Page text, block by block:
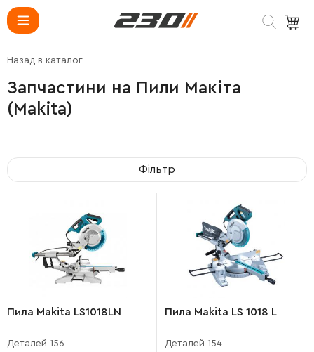
Запчастини на Пили Макіта
(Makita)
Назад в каталог
Фільтр
Пила Makita LS1018LN
Деталей 156
Пила Makita LS 1018 L
Деталей 154